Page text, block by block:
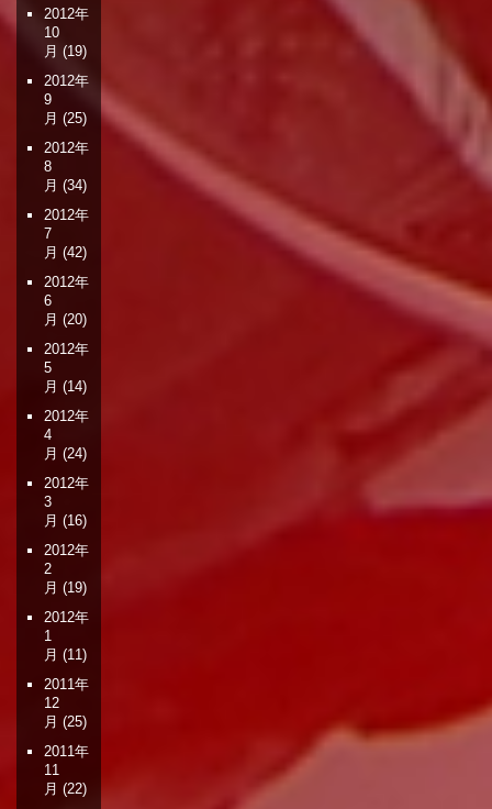
2012年
10
月 (19)
2012年
9
月 (25)
2012年
8
月 (34)
2012年
7
月 (42)
2012年
6
月 (20)
2012年
5
月 (14)
2012年
4
月 (24)
2012年
3
月 (16)
2012年
2
月 (19)
2012年
1
月 (11)
2011年
12
月 (25)
2011年
11
月 (22)